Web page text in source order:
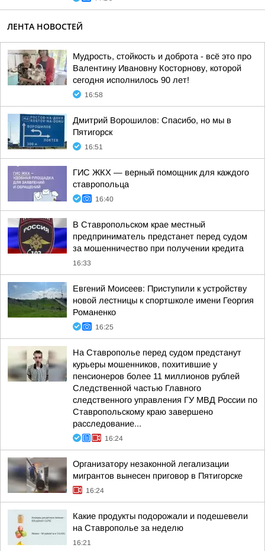
ЛЕНТА НОВОСТЕЙ
Мудрость, стойкость и доброта - всё это про
Валентину Ивановну Косторнову, которой
сегодня исполнилось 90 лет!
16:58
Дмитрий Ворошилов: Спасибо, но мы в
Пятигорск
16:51
ГИС ЖКХ — верный помощник для каждого
ставропольца
16:40
В Ставропольском крае местный
предприниматель предстанет перед судом
за мошенничество при получении кредита
16:33
Евгений Моисеев: Приступили к устройству
новой лестницы к спортшколе имени Георгия
Романенко
16:25
На Ставрополье перед судом предстанут
курьеры мошенников, похитившие у
пенсионеров более 11 миллионов рублей
Следственной частью Главного
следственного управления ГУ МВД России по
Ставропольскому краю завершено
расследование...
16:24
Организатору незаконной легализации
мигрантов вынесен приговор в Пятигорске
16:24
Какие продукты подорожали и подешевели
на Ставрополье за неделю
16:21